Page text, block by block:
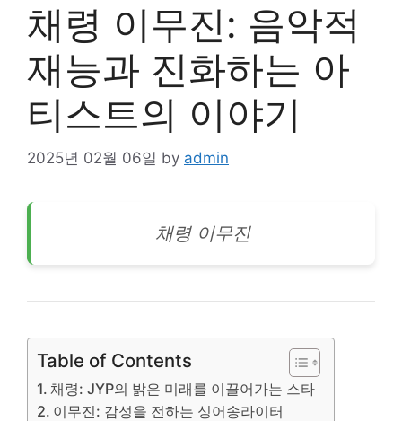
채령 이무진: 음악적
재능과 진화하는 아
티스트의 이야기
2025년 02월 06일 by admin
채령 이무진
Table of Contents
채령: JYP의 밝은 미래를 이끌어가는 스타
이무진: 감성을 전하는 싱어송라이터